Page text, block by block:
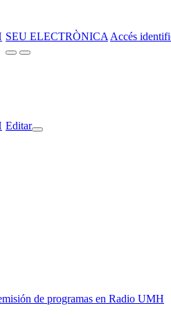
SEU ELECTRÒNICA Accés
Editar
de programas en Radio UMH